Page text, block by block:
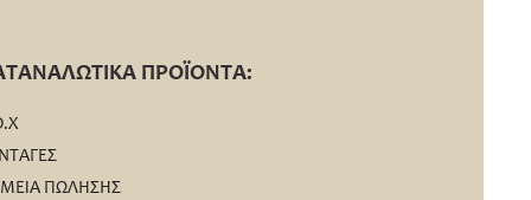
ΠΡΟΪΟΝΤΑ:
ΠΩΛΗΣΗΣ